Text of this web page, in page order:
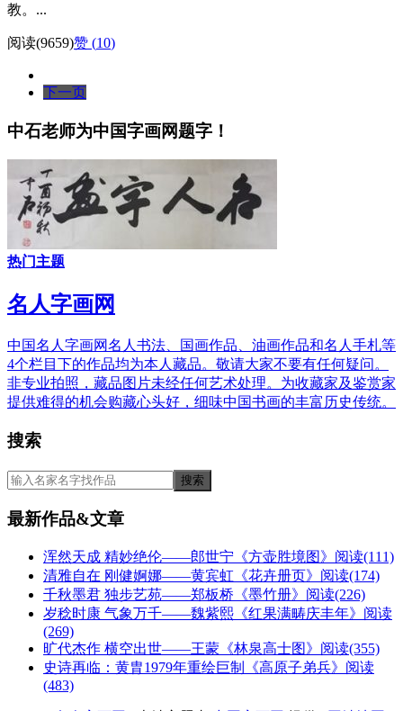
教。...
阅读(9659)赞 (10)
下一页
中石老师为中国字画网题字！
热门主题
名人字画网
中国名人字画网名人书法、国画作品、油画作品和名人手札等
4个栏目下的作品均为本人藏品。敬请大家不要有任何疑问。
非专业拍照，藏品图片未经任何艺术处理。为收藏家及鉴赏家
提供难得的机会购藏心头好，细味中国书画的丰富历史传统。
搜索
最新作品&文章
浑然天成 精妙绝伦——郎世宁《方壶胜境图》 阅读(111)
清雅自在 刚健婀娜——黄宾虹《花卉册页》 阅读(174)
千秋墨君 独步艺苑——郑板桥《墨竹册》 阅读(226)
岁稔时康 气象万千——魏紫熙《红果满畴庆丰年》 阅读
(269)
旷代杰作 横空出世——王蒙《林泉高士图》 阅读(355)
史诗再临：黄胄1979年重绘巨制《高原子弟兵》 阅读
(483)